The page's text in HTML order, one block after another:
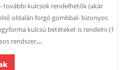
további kulcsok rendelhetők (akár
oldalán forgó gombbal- bizonyos
kulcsú betéteket is rendelni (1
rendszer...